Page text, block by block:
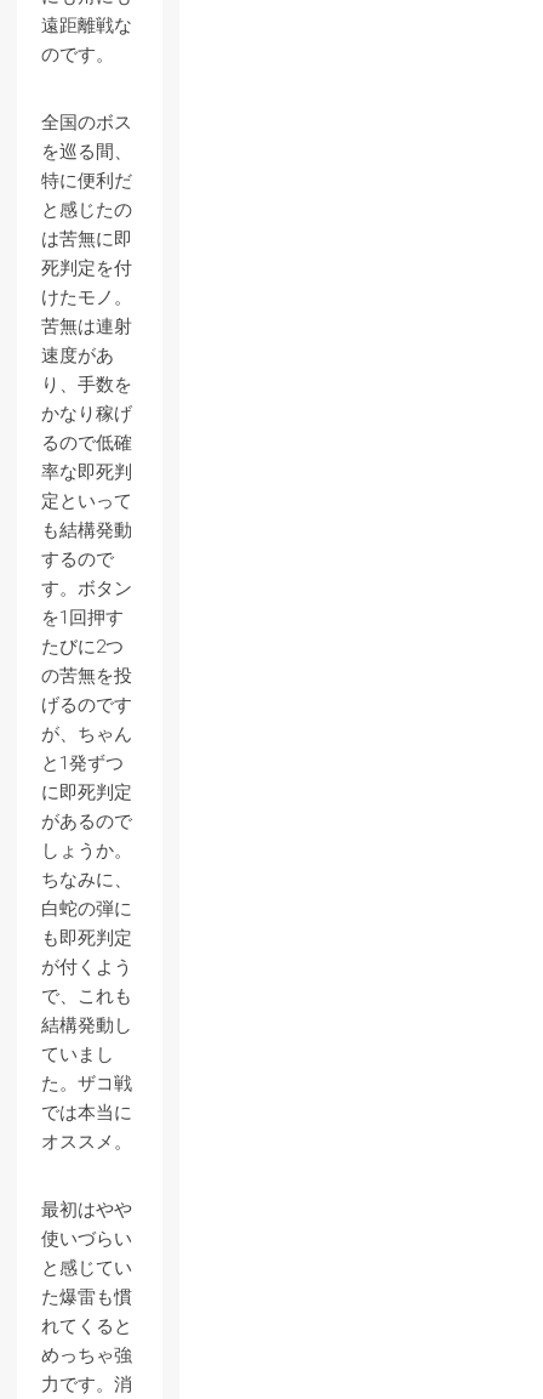
遠距離戦な
のです。
全国のボス
を巡る間、
特に便利だ
と感じたの
は苦無に即
死判定を付
けたモノ。
苦無は連射
速度があ
り、手数を
かなり稼げ
るので低確
率な即死判
定といって
も結構発動
するので
す。ボタン
を1回押す
たびに2つ
の苦無を投
げるのです
が、ちゃん
と1発ずつ
に即死判定
があるので
しょうか。
ちなみに、
白蛇の弾に
も即死判定
が付くよう
で、これも
結構発動し
ていまし
た。ザコ戦
では本当に
オススメ。
最初はやや
使いづらい
と感じてい
た爆雷も慣
れてくると
めっちゃ強
力です。消